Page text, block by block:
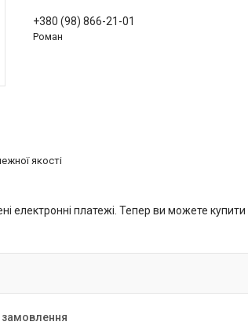
+380 (98) 866-21-01
Роман
якості
електронні платежі. Тепер ви можете
замовлення